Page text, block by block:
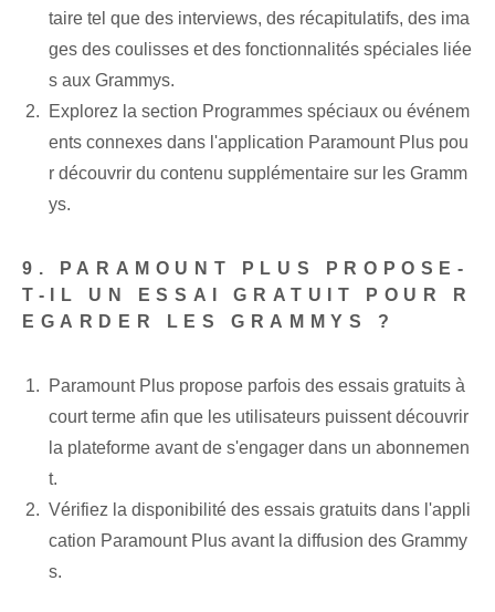
taire tel que des interviews, des récapitulatifs, des ima
ges des coulisses et des fonctionnalités spéciales liée
s aux Grammys.
Explorez la section Programmes spéciaux ou événem
ents connexes dans l'application Paramount Plus pou
r découvrir du contenu supplémentaire sur les Gramm
ys.
9. PARAMOUNT PLUS PROPOSE-
T-IL UN ESSAI GRATUIT POUR R
EGARDER LES GRAMMYS ?
Paramount Plus propose parfois des essais gratuits à
court terme afin que les utilisateurs puissent découvrir
la plateforme avant de s'engager dans un abonnemen
t.
Vérifiez la disponibilité des essais gratuits dans l'appli
cation Paramount Plus avant la diffusion des Grammy
s.